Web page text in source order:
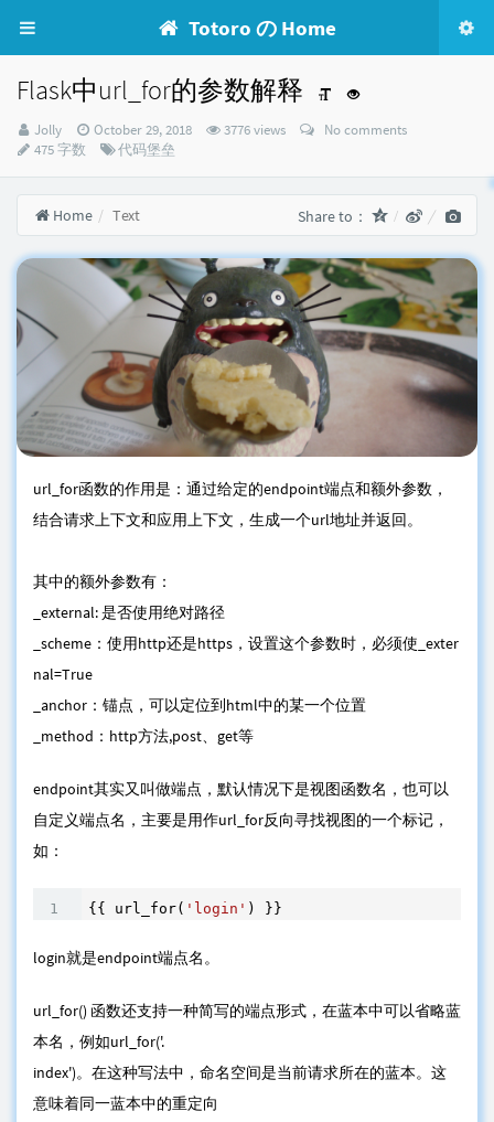
Totoro の Home
Flask中url_for的参数解释
Author：
Jolly
发
布
October 29, 2018 3776 views
No comments
475 字数
Categories：
代码堡垒
Home Text Share to：
url_for函数的作用是：通过给定的endpoint端点和额外参数，
结合请求上下文和应用上下文，生成一个url地址并返回。
其中的额外参数有：
_external: 是否使用绝对路径
_scheme：使用http还是https，设置这个参数时，必须使_exter
nal=True
_anchor：锚点，可以定位到html中的某一个位置
_method：http方法,post、get等
endpoint其实又叫做端点，默认情况下是视图函数名，也可以
自定义端点名，主要是用作url_for反向寻找视图的一个标记，
如：
{{ url_for( 'login' ) }}
login就是endpoint端点名。
url_for() 函数还支持一种简写的端点形式，在蓝本中可以省略蓝
本名，例如url_for('.
index')。在这种写法中，命名空间是当前请求所在的蓝本。这
意味着同一蓝本中的重定向